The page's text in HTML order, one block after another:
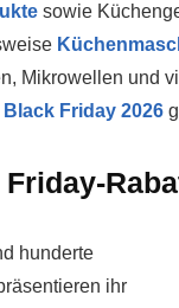
sowie
Mikrowellen und
Black Friday 2026
hunderte
ihr